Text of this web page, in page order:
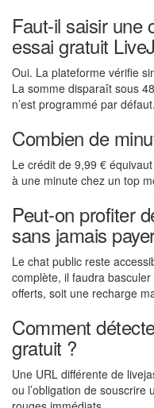
Faut-il saisir une
essai gratuit
Oui. La plateforme vérifie
La somme disparaît sous
n’est programmé par défaut.
Combien de
Le crédit de 9,99 €
à une minute chez un top
Peut-on profiter
sans jamais
Le chat public reste
complète, il faudra
offerts, soit une recharge
Comment
gratuit ?
Une URL différente de
ou l’obligation de